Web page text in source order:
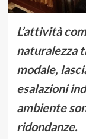
L’attività
naturalezza
modale,
esalazioni
ambiente
ridondanze.